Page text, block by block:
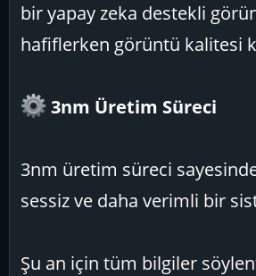
bir yapay zeka destekli
hafiflerken görüntü kalitesi
3nm Üretim Süreci
3nm üretim süreci
sessiz ve daha verimli bir
Şu an için tüm bilgiler